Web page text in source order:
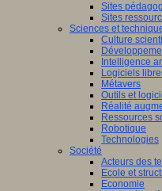
Sites
Sites
Sciences et
Culture
Intelligence
Logiciels
Métavers
Outils et
Réalité
Ressources
Robotique
Technologies
Société
Acteurs des
Ecole et
Economie